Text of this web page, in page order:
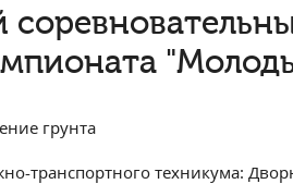
грунта
транспортного техникума: